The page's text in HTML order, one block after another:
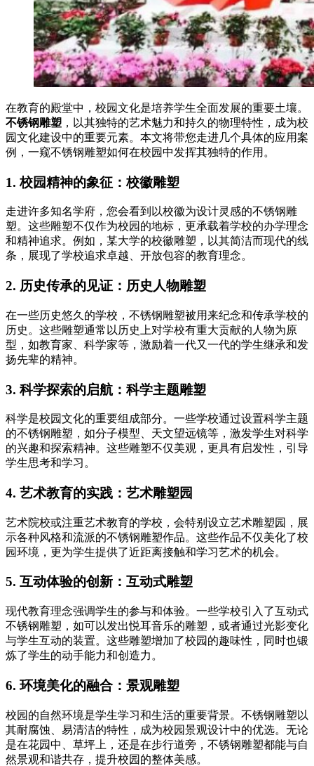
在教育的殿堂中，校园文化是培养学生全面发展的重要土壤。
不锈钢雕塑 ，以其独特的艺术魅力和持久的物理特性，成为校
园文化建设中的重要元素。本文将带您走进几个具体的应用案
例，一窥不锈钢雕塑如何在校园中发挥其独特的作用。
1. 校园精神的象征：校徽雕塑
走进许多知名学府，您会看到以校徽为设计灵感的不锈钢雕
塑。这些雕塑不仅作为校园的地标，更承载着学校的办学理念
和精神追求。例如，某大学的校徽雕塑，以其简洁而现代的线
条，展现了学校追求卓越、开放包容的教育理念。
2. 历史传承的见证：历史人物雕塑
在一些历史悠久的学校，不锈钢雕塑被用来纪念和传承学校的
历史。这些雕塑通常以历史上对学校有重大贡献的人物为原
型，如教育家、科学家等，激励着一代又一代的学生继承和发
扬先辈的精神。
3. 科学探索的启航：科学主题雕塑
科学是校园文化的重要组成部分。一些学校通过设置科学主题
的不锈钢雕塑，如分子模型、天文望远镜等，激发学生对科学
的兴趣和探索精神。这些雕塑不仅美观，更具有启发性，引导
学生思考和学习。
4. 艺术教育的实践：艺术雕塑园
艺术院校或注重艺术教育的学校，会特别设立艺术雕塑园，展
示各种风格和流派的不锈钢雕塑作品。这些作品不仅美化了校
园环境，更为学生提供了近距离接触和学习艺术的机会。
5. 互动体验的创新：互动式雕塑
现代教育理念强调学生的参与和体验。一些学校引入了互动式
不锈钢雕塑，如可以发出悦耳音乐的雕塑，或者通过光影变化
与学生互动的装置。这些雕塑增加了校园的趣味性，同时也锻
炼了学生的动手能力和创造力。
6. 环境美化的融合：景观雕塑
校园的自然环境是学生学习和生活的重要背景。不锈钢雕塑以
其耐腐蚀、易清洁的特性，成为校园景观设计中的优选。无论
是在花园中、草坪上，还是在步行道旁，不锈钢雕塑都能与自
然景观和谐共存，提升校园的整体美感。